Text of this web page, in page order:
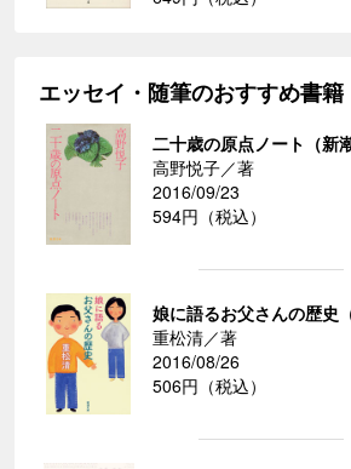
エッセイ・随筆のおすすめ書籍
二十歳の原点ノート（新
高野悦子／著
2016/09/23
594円（税込）
娘に語るお父さんの歴史
重松清／著
2016/08/26
506円（税込）